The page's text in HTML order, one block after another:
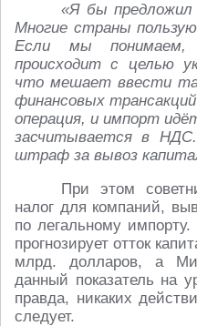
«Я бы предложил
Многие страны
Если мы понимаем,
происходит с целью
что мешает ввести
финансовых
операция, и импорт
засчитывается в
штраф за вывоз
При этом
налог для компаний,
по легальному
прогнозирует отток
млрд. долларов, а
данный показатель на
правда, никаких
следует.